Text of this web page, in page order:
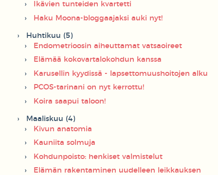
Ikävien tunteiden kvartetti
Haku Moona-bloggaajaksi auki nyt!
Huhtikuu (5)
Endometrioosin aiheuttamat vatsaoireet
Elämää kokovartalokohdun kanssa
Karusellin kyydissä - lapsettomuushoitojen alku
PCOS-tarinani on nyt kerrottu!
Koira saapui taloon!
Maaliskuu (4)
Kivun anatomia
Kauniita solmuja
Kohdunpoisto: henkiset valmistelut
Elämän rakentaminen uudelleen leikkauksen